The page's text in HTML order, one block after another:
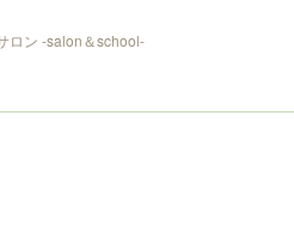
ロン -salon＆school-